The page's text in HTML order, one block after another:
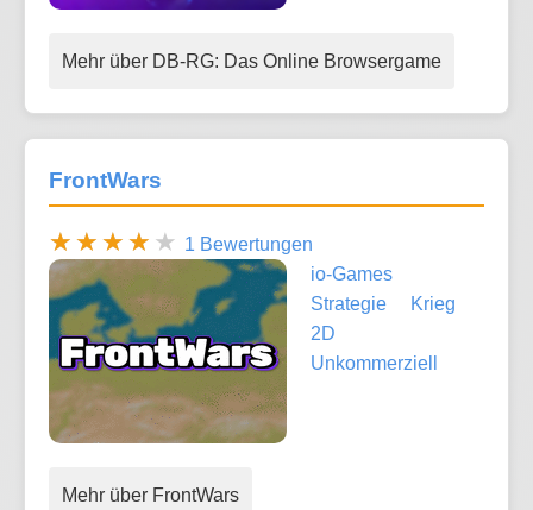
Mehr über DB-RG: Das Online Browsergame
FrontWars
1 Bewertungen
io-Games
Strategie
Krieg
2D
Unkommerziell
Mehr über FrontWars